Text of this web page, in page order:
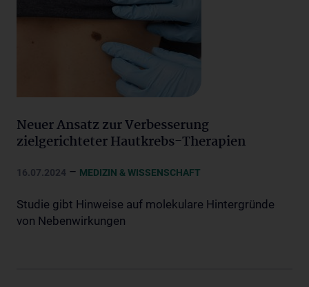
Neuer Ansatz zur Verbesserung
zielgerichteter Hautkrebs-Therapien
16.07.2024 – MEDIZIN & WISSENSCHAFT
Studie gibt Hinweise auf molekulare Hintergründe
von Nebenwirkungen